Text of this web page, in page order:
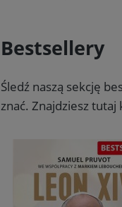
Bestsellery
Śledź naszą sekcję
znać. Znajdziesz